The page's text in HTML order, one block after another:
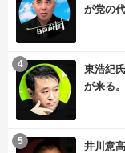
が党の
東浩紀
が来る
4
井川意
5